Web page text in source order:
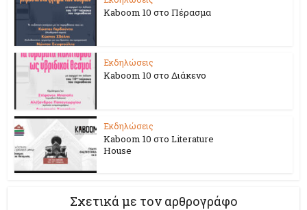
Kaboom 10 στο Πέρασμα
Εκδηλώσεις
Kaboom 10 στο Διάκενο
Εκδηλώσεις
Kaboom 10 στο Literature
House
Σχετικά με τον αρθρογράφο